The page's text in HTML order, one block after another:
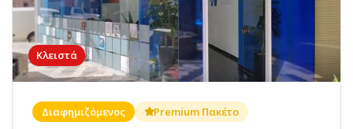
Κλειστά
Διαφημιζόμενος Premium Πακέτο